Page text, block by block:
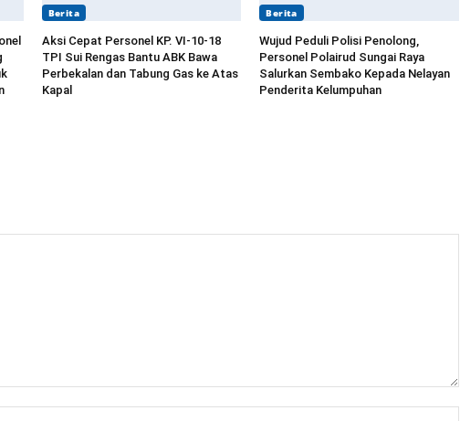
Berita
Aksi Cepat Personel KP. VI-10-18
TPI Sui Rengas Bantu ABK Bawa
Perbekalan dan Tabung Gas ke Atas
Kapal
Berita
Wujud Peduli Polisi Penolong,
Personel Polairud Sungai Raya
Salurkan Sembako Kepada Nelayan
Penderita Kelumpuhan